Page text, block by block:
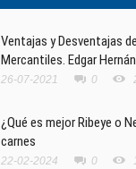
Ventajas y Desventajas
Mercantiles. Edgar
26-07-2021 0
¿Qué es mejor Ribeye o
carnes
22-02-2024 0